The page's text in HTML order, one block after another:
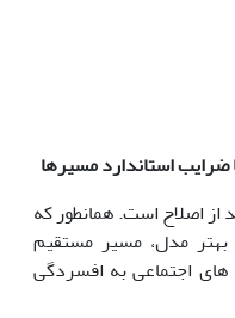
از اصلاح است. همانطور که
مدل، مسیر مستقیم
های اجتماعی به افسردگی